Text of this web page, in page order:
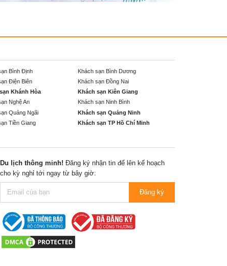
Bình Định
Khách sạn Bình Dương
Điện Biên
Khách sạn Đồng Nai
Khánh Hòa
Khách sạn Kiên Giang
Nghệ An
Khách sạn Ninh Bình
Quảng Ngãi
Khách sạn Quảng Ninh
Tiền Giang
Khách sạn TP Hồ Chí Minh
Du lịch thông minh! Đăng ký nhận tin để lên kế hoạch
cho kỳ nghỉ tới ngay từ bây giờ:
Đăng ký